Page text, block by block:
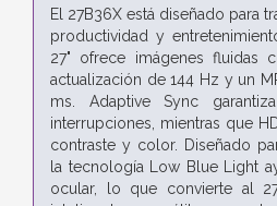
El 27B36X está diseñado para
productividad y
27" ofrece imágenes fluidas
actualización de 144 Hz y un
ms. Adaptive Sync
interrupciones, mientras que
contraste y color. Diseñado
la tecnología Low Blue Light
ocular, lo que convierte al